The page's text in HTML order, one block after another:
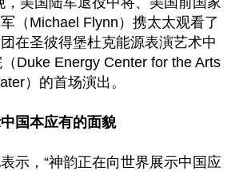
（Michael Flynn）携太太观看了
在圣彼得堡杜克能源表演艺术中
Duke Energy Center for the Arts
）的首场演出。
国本应有的面貌
示，“神韵正在向世界展示中国应